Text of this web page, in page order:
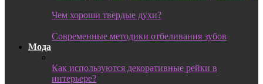
Чем хороши твердые духи?
Современные методики отбеливания зубов
Мода
Как используются декоративные рейки в
интерьере?